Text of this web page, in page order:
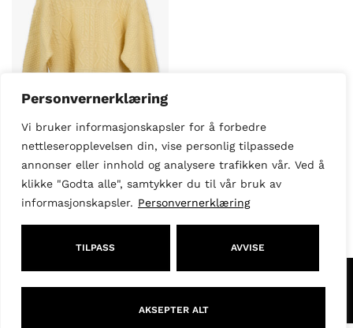
Personvernerklæring
Vi bruker informasjonskapsler for å forbedre
nettleseropplevelsen din, vise personlig tilpassede
annonser eller innhold og analysere trafikken vår. Ved å
klikke "Godta alle", samtykker du til vår bruk av
informasjonskapsler. Personvernerklæring
TILPASS AVVISE
AKSEPTER ALT
UTSOLGT
Gul ullgenser fra
The Edited
790,00